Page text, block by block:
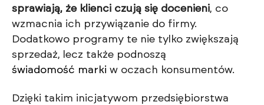
sprawiają, że klienci czują się docenieni, co
wzmacnia ich przywiązanie do firmy.
Dodatkowo programy te nie tylko zwiększają
sprzedaż, lecz także podnoszą
świadomość marki w oczach konsumentów.
Dzięki takim inicjatywom przedsiębiorstwa